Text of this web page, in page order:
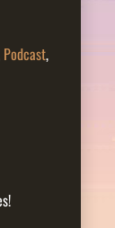
Podcast,